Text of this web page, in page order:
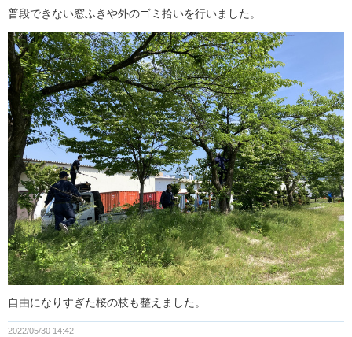
普段できない窓ふきや外のゴミ拾いを行いました。
自由になりすぎた桜の枝も整えました。
2022/05/30 14:42